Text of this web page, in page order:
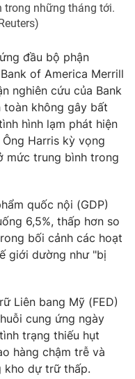
video
sản
Việt
mình bằng AI
trong những tháng tới.
đầu bộ phận
of America Merrill
nghiên cứu của Bank
toàn không gây bất
hình lạm phát hiện
Harris kỳ vọng
mức trung bình trong
quốc nội (GDP)
6,5%, thấp hơn so
bối cảnh các hoạt
giới dường như "bị
Liên bang Mỹ (FED)
cung ứng ngày
trạng thiếu hụt
hàng chậm trễ và
kho dự trữ thấp.